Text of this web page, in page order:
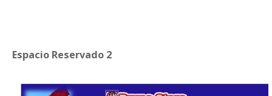
Espacio Reservado 2